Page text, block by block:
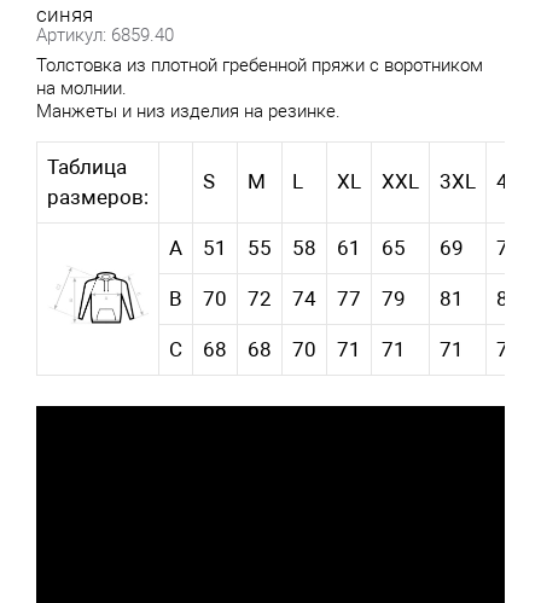
синяя
Артикул: 6859.40
Толстовка из плотной гребенной пряжи с воротником
на молнии.
Манжеты и низ изделия на резинке.
Таблица
размеров:
S M L XL XXL 3XL 4XL
А 51 55 58 61 65 69 73
В 70 72 74 77 79 81 83
С 68 68 70 71 71 71 73